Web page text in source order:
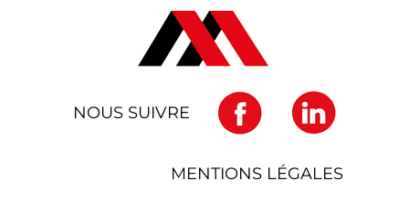
NOUS SUIVRE
MENTIONS LÉGALES